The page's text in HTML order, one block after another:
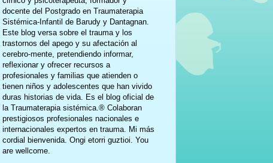
docente del Postgrado en Traumaterapia
Sistémica-Infantil de Barudy y Dantagnan.
Este blog versa sobre el trauma y los
trastornos del apego y su afectación al
cerebro-mente, pretendiendo informar,
reflexionar y ofrecer recursos a
profesionales y familias que atienden o
tienen niños y adolescentes que han vivido
duras historias de vida. Es el blog oficial de
la Traumaterapia sistémica.® Colaboran
prestigiosos profesionales nacionales e
internacionales expertos en trauma. Mi más
cordial bienvenida. Ongi etorri guztioi. You
are wellcome.